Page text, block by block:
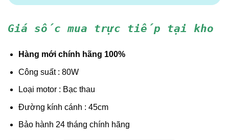
Giá sốc mua trực tiếp tại kho
Hàng mới chính hãng 100%
Công suất : 80W
Loại motor : Bạc thau
Đường kính cánh : 45cm
Bảo hành 24 tháng chính hãng